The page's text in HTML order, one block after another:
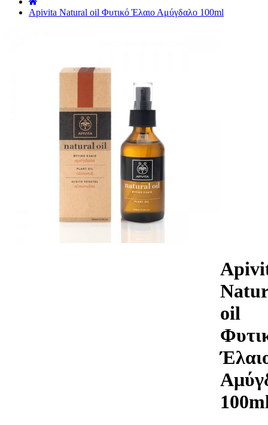
Apivita Natural oil Φυτικό Έλαιο Αμύγδαλο 100ml
oil